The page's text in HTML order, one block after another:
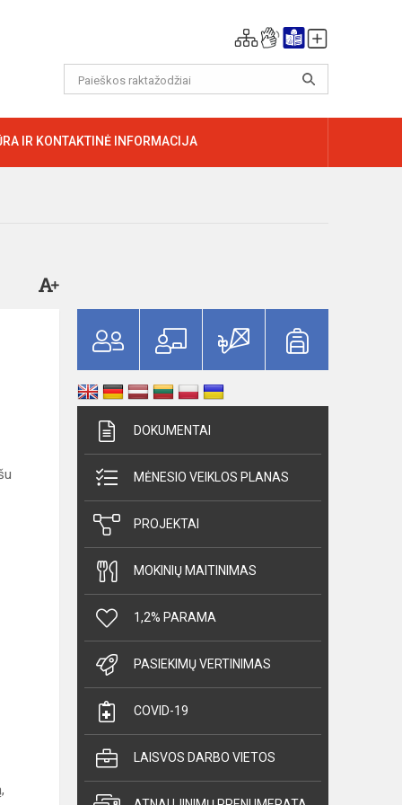
IR KONTAKTINĖ INFORMACIJA
DOKUMENTAI
MĖNESIO VEIKLOS PLANAS
PROJEKTAI
MOKINIŲ MAITINIMAS
1,2% PARAMA
PASIEKIMŲ VERTINIMAS
COVID-19
LAISVOS DARBO VIETOS